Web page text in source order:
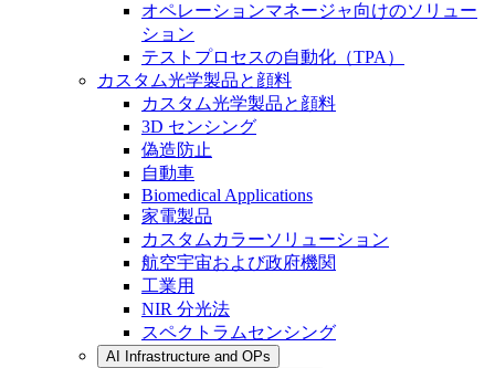
オペレーションマネージャ向けのソリュー
ション
テストプロセスの自動化（TPA）
カスタム光学製品と顔料
カスタム光学製品と顔料
3D センシング
偽造防止
自動車
Biomedical Applications
家電製品
カスタムカラーソリューション
航空宇宙および政府機関
工業用
NIR 分光法
スペクトラムセンシング
AI Infrastructure and OPs